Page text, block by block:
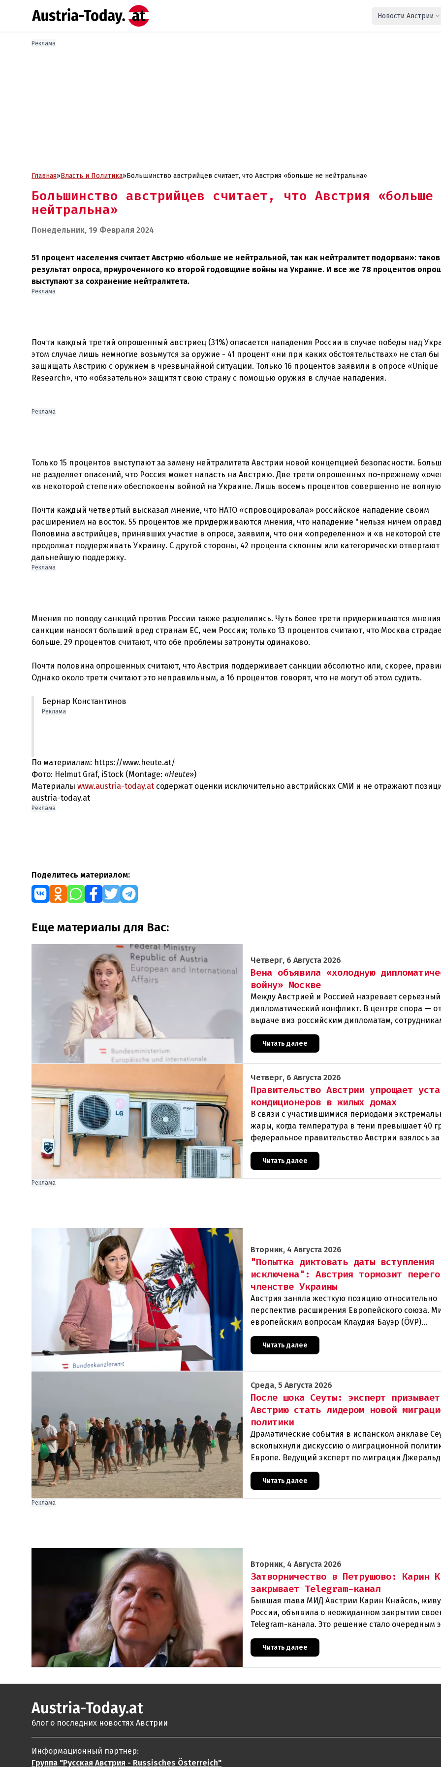
Новости Австрии
Реклама
Главная»Власть и Политика»Большинство австрийцев считает, что Австрия «больше не нейтральна»
Большинство австрийцев считает, что Австрия «больше
нейтральна»
Понедельник, 19 Февраля 2024
51 процент населения считает Австрию «больше не нейтральной, так как нейтралитет подорван»: таков
результат опроса, приуроченного ко второй годовщине войны на Украине. И все же 78 процентов
выступают за сохранение нейтралитета.
Реклама
Почти каждый третий опрошенный австриец (31%) опасается нападения России в случае победы над
этом случае лишь немногие возьмутся за оружие - 41 процент «ни при каких обстоятельствах» не стал бы
защищать Австрию с оружием в чрезвычайной ситуации. Только 16 процентов заявили в опросе «Unique
Research», что «обязательно» защитят свою страну с помощью оружия в случае нападения.
Реклама
Только 15 процентов выступают за замену нейтралитета Австрии новой концепцией безопасности.
не разделяет опасений, что Россия может напасть на Австрию. Две трети опрошенных по-прежнему
«в некоторой степени» обеспокоены войной на Украине. Лишь восемь процентов совершенно не
Почти каждый четвертый высказал мнение, что НАТО «спровоцировала» российское нападение своим
расширением на восток. 55 процентов же придерживаются мнения, что нападение "нельзя ничем
Половина австрийцев, принявших участие в опросе, заявили, что они «определенно» и «в некоторой
продолжат поддерживать Украину. С другой стороны, 42 процента склонны или категорически отвергают
Реклама
Мнения по поводу санкций против России также разделились. Чуть более трети придерживаются
санкции наносят больший вред странам ЕС, чем России; только 13 процентов считают, что Москва
больше. 29 процентов считают, что обе проблемы затронуты одинаково.
Почти половина опрошенных считают, что Австрия поддерживает санкции абсолютно или, скорее,
Бернар Константинов
Реклама
По материалам: https://www.heute.at/
Фото: Helmut Graf, iStock (Montage: «Heute»)
Материалы www.austria-today.at содержат оценки исключительно австрийских СМИ и не отражают
austria-today.at
Реклама
Поделитесь материалом:
Еще материалы для Вас:
Четверг, 6 Августа 2026
Вена объявила «холодную
войну» Москве
Между Австрией и Россией назревает серьезный
дипломатический конфликт. В центре спора —
выдаче виз российским дипломатам,
посольства и работникам международных
которые
Читать далее
Четверг, 6 Августа 2026
Правительство Австрии упрощает
кондиционеров в жилых домах
В связи с участившимися периодами
жары, когда температура в тени превышает 40
федеральное правительство Австрии взялось за
проблемы перегрева жилых помещений. В среду н
Читать далее
Реклама
Вторник, 4 Августа 2026
"Попытка диктовать даты вступления
исключена": Австрия тормозит
членстве Украины
Австрия заняла жесткую позицию относительно
перспектив расширения Европейского союза.
европейским вопросам Клаудия Бауэр (ÖVP)
категорически исключила возможность
присоединения
Читать далее
Среда, 5 Августа 2026
После шока Сеуты: эксперт призывает
Австрию стать лидером новой
политики
Драматические события в испанском анклаве
всколыхнули дискуссию о миграционной
Европе. Ведущий эксперт по миграции Джеральд
Читать далее
Реклама
Вторник, 4 Августа 2026
Затворничество в Петрушово: Карин
закрывает Telegram-канал
Бывшая глава МИД Австрии Карин Кнайсль,
России, объявила о неожиданном закрытии
Telegram-канала. Это решение стало очередным
Читать далее
Austria-Today.at
блог о последних новостях Австрии
Информационный партнер:
Группа "Русская Австрия - Russisches Österreich"